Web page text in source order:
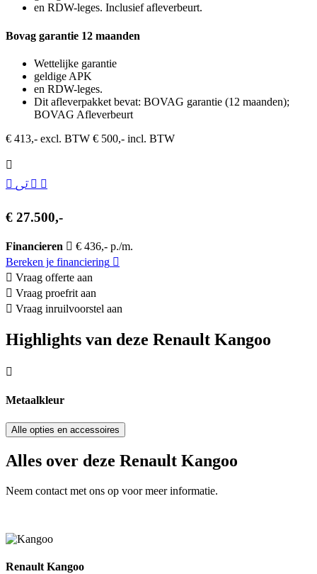
en RDW-leges. Inclusief afleverbeurt.
Bovag garantie 12 maanden
Wettelijke garantie
geldige APK
en RDW-leges.
Dit afleverpakket bevat: BOVAG garantie (12 maanden);
BOVAG Afleverbeurt
€ 413,- excl. BTW € 500,- incl. BTW
€ 27.500,-
Financieren
€ 436,- p./m.
Bereken je financiering
Vraag offerte aan
Vraag proefrit aan
Vraag inruilvoorstel aan
Highlights van deze Renault Kangoo
Metaalkleur
Alle opties en accessoires
Alles over deze Renault Kangoo
Neem contact met ons op voor meer informatie.
Renault Kangoo